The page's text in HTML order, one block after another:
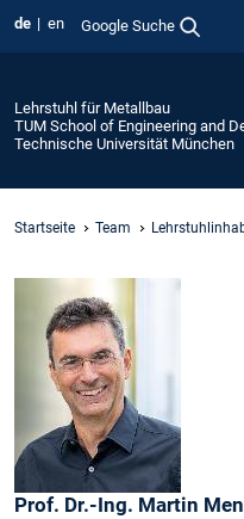
de en Google Suche
Lehrstuhl für Metallbau
TUM School of Engineering and
Technische Universität München
Startseite Team
Prof. Dr.-Ing. Martin